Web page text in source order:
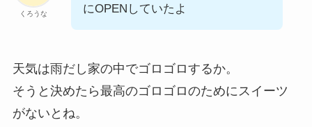
くろうな
にOPENしていたよ
天気は雨だし家の中でゴロゴロするか。
そうと決めたら最高のゴロゴロのためにスイーツ
がないとね。